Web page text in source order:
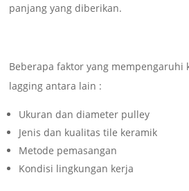
panjang yang diberikan.
Beberapa faktor yang mempengaruhi
lagging antara lain :
Ukuran dan diameter pulley
Jenis dan kualitas tile keramik
Metode pemasangan
Kondisi lingkungan kerja